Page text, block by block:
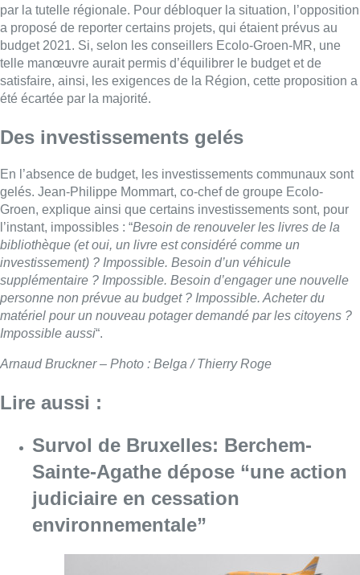
par la tutelle régionale. Pour débloquer la situation, l’opposition
a proposé de reporter certains projets, qui étaient prévus au
budget 2021. Si, selon les conseillers Ecolo-Groen-MR, une
telle manœuvre aurait permis d’équilibrer le budget et de
satisfaire, ainsi, les exigences de la Région, cette proposition a
été écartée par la majorité.
Des investissements gelés
En l’absence de budget, les investissements communaux sont
gelés. Jean-Philippe Mommart, co-chef de groupe Ecolo-
Groen, explique ainsi que certains investissements sont, pour
l’instant, impossibles : “Besoin de renouveler les livres de la
bibliothèque (et oui, un livre est considéré comme un
investissement) ? Impossible. Besoin d’un véhicule
supplémentaire ? Impossible. Besoin d’engager une nouvelle
personne non prévue au budget ? Impossible. Acheter du
matériel pour un nouveau potager demandé par les citoyens ?
Impossible aussi“.
Arnaud Bruckner – Photo : Belga / Thierry Roge
Lire aussi :
Survol de Bruxelles: Berchem-
Sainte-Agathe dépose “une action
judiciaire en cessation
environnementale”